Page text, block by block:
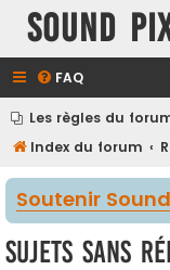
Sound
FAQ
Les règles du
Index du forum
Soutenir
Sujets sans